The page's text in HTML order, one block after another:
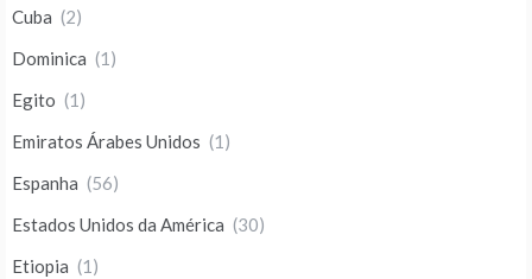
Cuba (2)
Dominica (1)
Egito (1)
Emiratos Árabes Unidos (1)
Espanha (56)
Estados Unidos da América (30)
Etiopia (1)